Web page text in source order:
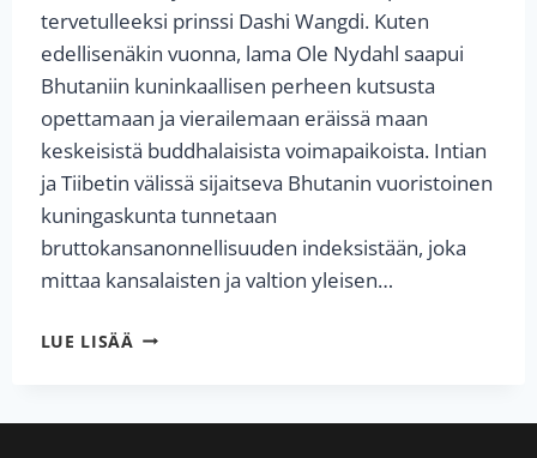
tervetulleeksi prinssi Dashi Wangdi. Kuten
edellisenäkin vuonna, lama Ole Nydahl saapui
Bhutaniin kuninkaallisen perheen kutsusta
opettamaan ja vierailemaan eräissä maan
keskeisistä buddhalaisista voimapaikoista. Intian
ja Tiibetin välissä sijaitseva Bhutanin vuoristoinen
kuningaskunta tunnetaan
bruttokansanonnellisuuden indeksistään, joka
mittaa kansalaisten ja valtion yleisen…
LUE LISÄÄ LAMA